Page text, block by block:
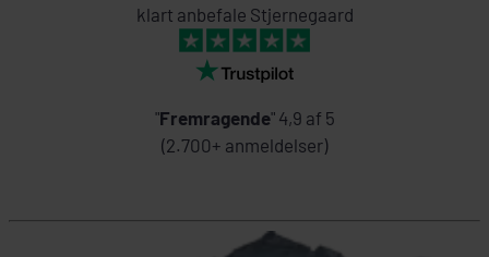
klart anbefale Stjernegaard
"Fremragende" 4,9 af 5
(2.700+ anmeldelser)